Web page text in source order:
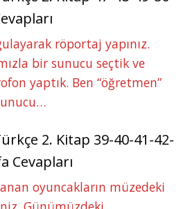
röportaj yapınız.
bir sunucu seçtik ve
yaptık. Ben “öğretmen”
2. Kitap 39-40-41-42-
Cevapları
oyuncakların müzedeki